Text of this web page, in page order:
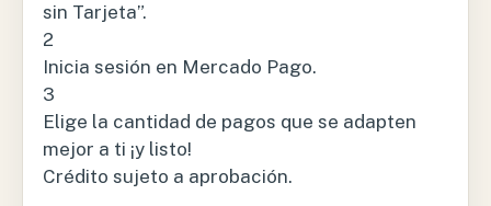
sin Tarjeta”.
2
Inicia sesión en Mercado Pago.
3
Elige la cantidad de pagos que se adapten
mejor a ti ¡y listo!
Crédito sujeto a aprobación.